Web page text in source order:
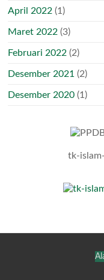
April 2022 (1)
Maret 2022 (3)
Februari 2022 (2)
Desember 2021 (2)
Desember 2020 (1)
tk-